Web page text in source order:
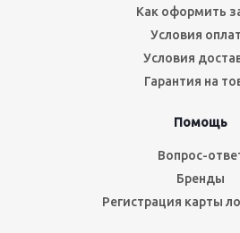
Как оформить
Условия
Условия
Гарантия на
Помощь
Вопрос-
Бренды
Регистрация карты